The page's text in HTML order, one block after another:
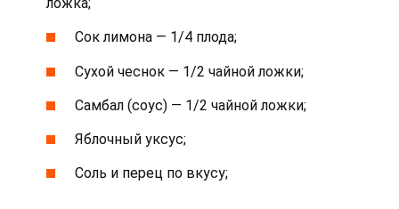
Сок лимона — 1/4 плода;
Сухой чеснок — 1/2 чайной ложки;
Самбал (соус) — 1/2 чайной ложки;
Яблочный уксус;
Соль и перец по вкусу;